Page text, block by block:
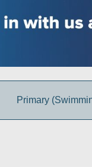
Primary